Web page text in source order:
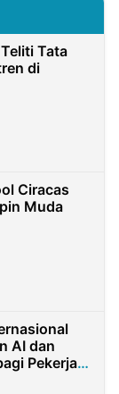
Tata
di
Ciracas
Muda
AI dan
Pekerja